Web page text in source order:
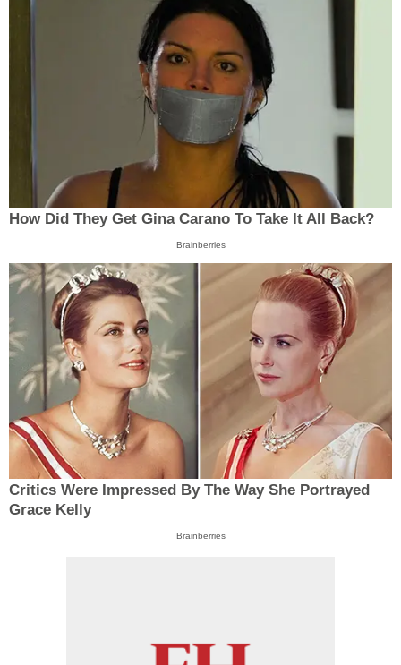
How Did They Get Gina Carano To Take It All Back?
Brainberries
Critics Were Impressed By The Way She Portrayed
Grace Kelly
Brainberries